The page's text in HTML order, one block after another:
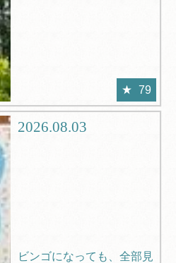
79
2026.08.03
ビンゴになっても、全部見